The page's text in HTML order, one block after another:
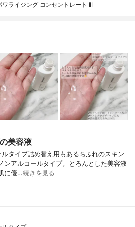
ワライジング コンセントレート III
美容液
タイプ詰め替え用もあるちふれのスキン
ンアルコールタイプ。とろんとした美容液
に優…続きを見る